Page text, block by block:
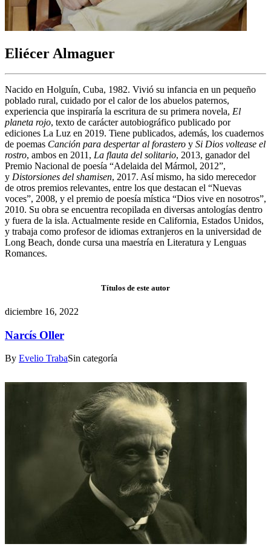
Eliécer Almaguer
Nacido en Holguín, Cuba, 1982. Vivió su infancia en un pequeño
poblado rural, cuidado por el calor de los abuelos paternos,
experiencia que inspiraría la escritura de su primera novela, El
planeta rojo, texto de carácter autobiográfico publicado por
ediciones La Luz en 2019. Tiene publicados, además, los cuadernos
de poemas Canción para despertar al forastero y Si Dios voltease el
rostro, ambos en 2011, La flauta del solitario, 2013, ganador del
Premio Nacional de poesía “Adelaida del Mármol, 2012”,
y Distorsiones del shamisen, 2017. Así mismo, ha sido merecedor
de otros premios relevantes, entre los que destacan el “Nuevas
voces”, 2008, y el premio de poesía mística “Dios vive en nosotros”,
2010. Su obra se encuentra recopilada en diversas antologías dentro
y fuera de la isla. Actualmente reside en California, Estados Unidos,
y trabaja como profesor de idiomas extranjeros en la universidad de
Long Beach, donde cursa una maestría en Literatura y Lenguas
Romances.
Títulos de este autor
diciembre 16, 2022
Narcís Oller
By Evelio TrabaSin categoría